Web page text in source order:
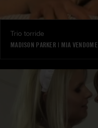
Trio torride
MADISON PARKER | MIA VENDOME